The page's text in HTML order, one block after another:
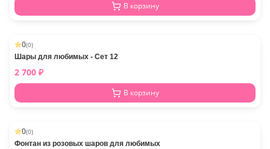
В корзину
0(0)
Шары для любимых - Сет 12
2 700 ₽
В корзину
0(0)
Фонтан из розовых шаров для любимых